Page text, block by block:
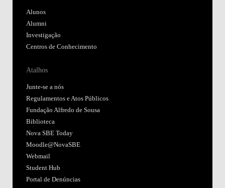
Alunos
Alumni
Investigação
Centros de Conhecimento
Atalhos
Junte-se a nós
Regulamentos e Atos Públicos
Fundação Alfredo de Sousa
Biblioteca
Nova SBE Today
Moodle@NovaSBE
Webmail
Student Hub
Portal de Denúncias